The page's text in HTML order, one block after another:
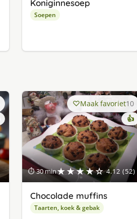
Koniginnesoep
Soepen
⏱ 30 min★★★★☆ 4.12 (52)
Maak favoriet10
👍
Chocolade muffins
Taarten, koek & gebak